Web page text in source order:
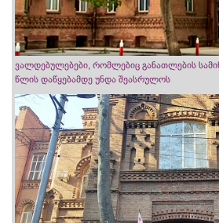
ვალდებულებები, რომლებიც განათლების
წლის დაწყებამდე უნდა შეასრულოს